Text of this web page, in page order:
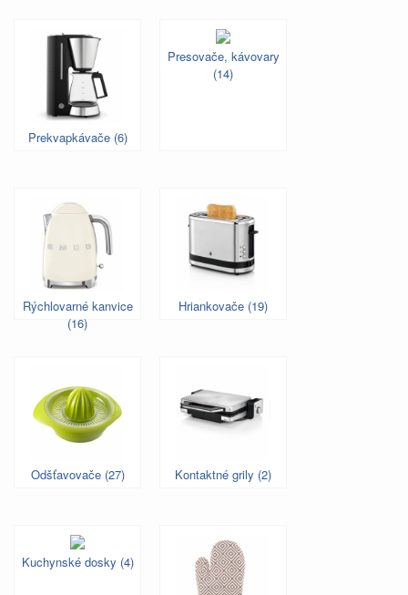
Prekvapkávače (6)
Presovače, kávovary
(14)
Rýchlovarné kanvice
(16)
Hriankovače (19)
Odšťavovače (27) Kontaktné grily (2)
Kuchynské dosky (4)